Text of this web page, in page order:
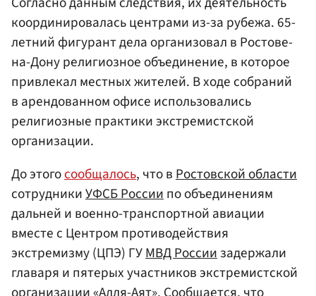
координировалась центрами из-за рубежа. 65-
летний фигурант дела организовал в Ростове-
на-Дону религиозное объединение, в которое
привлекал местных жителей. В ходе собраний
в арендованном офисе использовались
религиозные практики экстремистской
организации.
До этогосообщалось, что вРостовской области
сотрудникиУФСБ Россиипо объединениям
дальней и военно-транспортной авиации
вместе с Центром противодействия
экстремизму (ЦПЭ) ГУМВД Россиизадержали
главаря и пятерых участников экстремистской